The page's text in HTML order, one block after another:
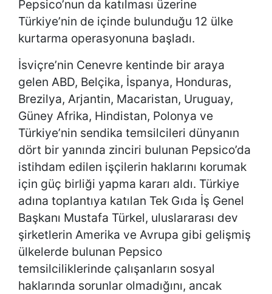
Pepsico’nun da katılması üzerine
Türkiye’nin de içinde bulunduğu 12 ülke
kurtarma operasyonuna başladı.
İsviçre’nin Cenevre kentinde bir araya
gelen ABD, Belçika, İspanya, Honduras,
Brezilya, Arjantin, Macaristan, Uruguay,
Güney Afrika, Hindistan, Polonya ve
Türkiye’nin sendika temsilcileri dünyanın
dört bir yanında zinciri bulunan Pepsico’da
istihdam edilen işçilerin haklarını korumak
için güç birliği yapma kararı aldı. Türkiye
adına toplantıya katılan Tek Gıda İş Genel
Başkanı Mustafa Türkel, uluslararası dev
şirketlerin Amerika ve Avrupa gibi gelişmiş
ülkelerde bulunan Pepsico
temsilciliklerinde çalışanların sosyal
haklarında sorunlar olmadığını, ancak